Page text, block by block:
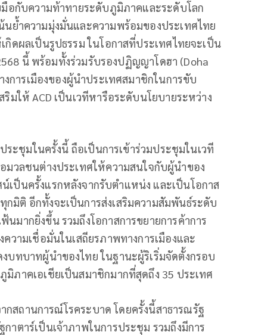
อกับความท้าทายระดับภูมิภาคและระดับโลก
ย้ำความมุ่งมั่นและความพร้อมของประเทศไทย
ดผลเป็นรูปธรรม ในโอกาสที่ประเทศไทยจะเป็น
นี้ พร้อมทั้งร่วมรับรองปฏิญญาโดฮา (Doha
การเมืองของผู้นำประเทศสมาชิกในการขับ
มให้ ACD เป็นเวทีหารือระดับนโยบายระหว่าง
ระชุมในครั้งนี้ ถือเป็นการเข้าร่วมประชุมในเวที
มวลชนต่างประเทศให้ความสนใจกับผู้นำของ
เป็นครั้งแรกหลังจากรับตำแหน่ง และเป็นโอกาส
มิติ อีกทั้งจะเป็นการส่งเสริมความสัมพันธ์ระดับ
มากยิ่งขึ้น รวมถึงโอกาสการขยายการค้าการ
วามเชื่อมั่นในเสถียรภาพทางการเมืองและ
บทบาทผู้นำของไทย ในฐานะผู้ริเริ่มจัดตั้งกรอบ
ภาคเอเชียเป็นสมาชิกมากที่สุดถึง 35 ประเทศ
กสถานการณ์โรคระบาด โดยครั้งนี้สาธารณรัฐ
าตาร์เป็นเจ้าภาพในการประชุม รวมถึงมีการ